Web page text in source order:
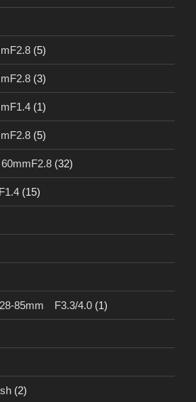
(5)
(3)
(1)
(5)
(32)
(15)
85mm F3.3/4.0 (1)
(2)